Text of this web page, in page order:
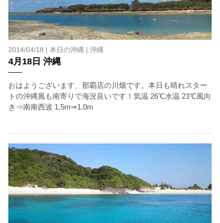
2014/04/18 | 本日の沖縄 | 沖縄
4月18日 沖縄
おはようございます、那覇店の川畑です。本日も晴れスター
トの沖縄風も南寄りで海況良いです！気温 26℃水温 23℃風向
き⇒南南西波 1.5m⇒1.0m